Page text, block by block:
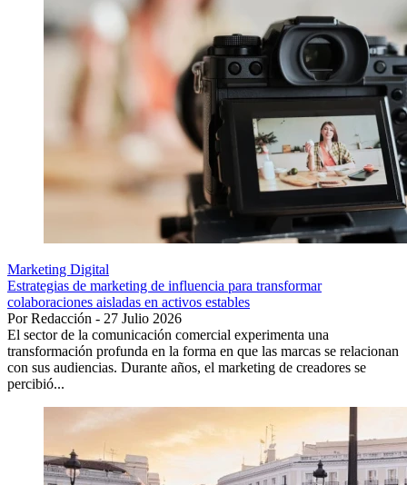
Marketing Digital
Estrategias de marketing de influencia para transformar
colaboraciones aisladas en activos estables
Por Redacción - 27 Julio 2026
El sector de la comunicación comercial experimenta una
transformación profunda en la forma en que las marcas se relacionan
con sus audiencias. Durante años, el marketing de creadores se
percibió...